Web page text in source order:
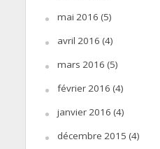
mai 2016 (5)
avril 2016 (4)
mars 2016 (5)
février 2016 (4)
janvier 2016 (4)
décembre 2015 (4)